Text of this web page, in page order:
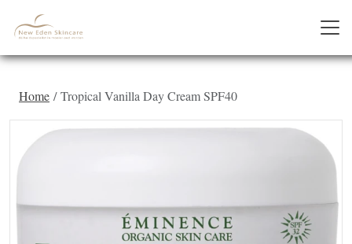
Home Tropical Vanilla Day Cream SPF40